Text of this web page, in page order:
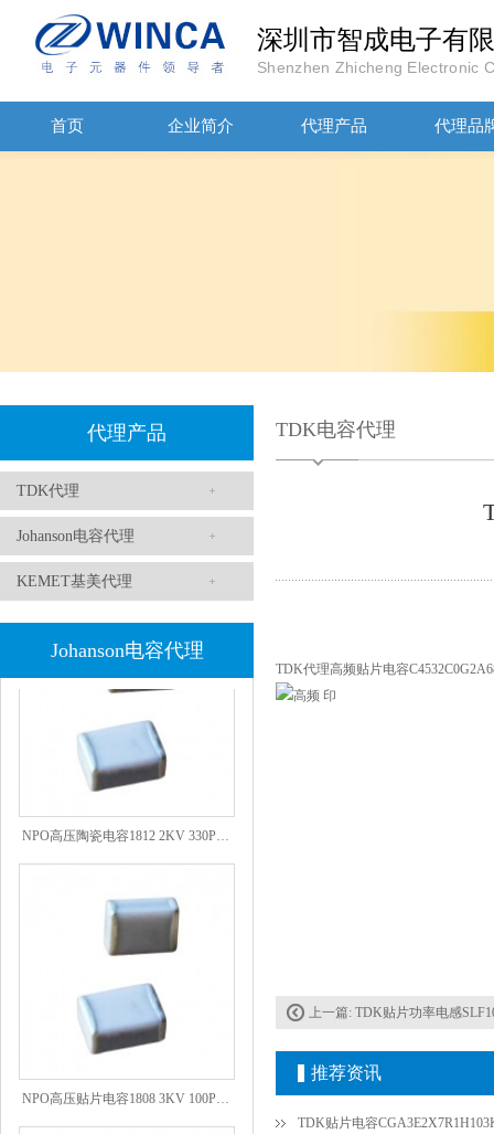
深圳市智成电子有
Shenzhen Zhicheng Electronic
首页 企业简介 代理产品 代理品
代理产品
TDK代理
Johanson电容代理
KEMET基美代理
Johanson电容代理
高压贴片电容2220 2KV X7R 0.01UF封装
1808 Y2 1NF安规贴片电容Johanson品牌
TDK电容代理
TDK代理高频贴片电容
上一篇: TDK贴片功率电感SLF10145T-
推荐资讯
TDK贴片电容